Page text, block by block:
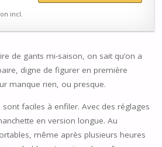
incl.
de gants mi-saison, on sait qu’on a
digne de figurer en première
manque rien, ou presque.
sont faciles à enfiler. Avec des réglages
en version longue. Au
même après plusieurs heures